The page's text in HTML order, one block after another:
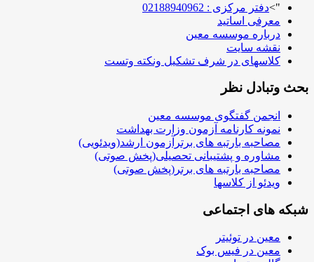
">دفتر مرکزی : 02188940962
معرفی اساتید
درباره موسسه معین
نقشه سایت
کلاسهای در شرف تشکیل ونکته وتست
بحث وتبادل نظر
انجمن گفتگوی موسسه معین
نمونه کارنامه آزمون وزارت بهداشت
مصاحبه بارتبه های برترآزمون ارشد(ویدئویی)
مشاوره و پشتیبانی تحصیلی(پخش صوتی)
مصاحبه بارتبه های برتر(پخش صوتی)
ویدئو از کلاسها
شبکه های اجتماعی
معین در توئیتر
معین در فیس بوک